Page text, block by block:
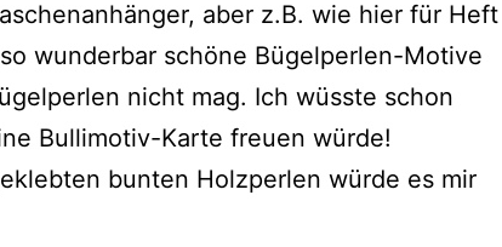
aber z.B. wie hier für Heft
wunderbar schöne Bügelperlen-Motive
nicht mag. Ich wüsste schon
Bullimotiv-Karte freuen würde!
bunten Holzperlen würde es mir